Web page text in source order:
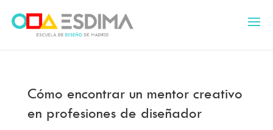
Cómo encontrar un mentor creativo
en profesiones de diseñador